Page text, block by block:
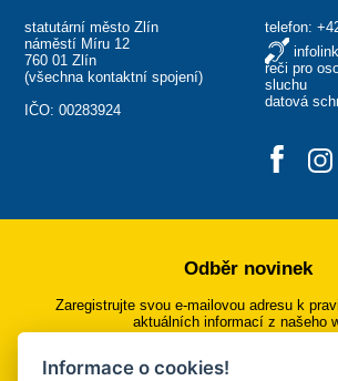
statutární město Zlín
náměstí Míru 12
760 01 Zlín
(všechna kontaktní spojení)
IČO: 00283924
telefon:
řeči pro
sluchu
datová
Odběr novinek
Zaregistrujte svou e-mailovou adresu k
aktuálních informací z našeho
Přihlásit se k odběru
Informace o cookies!